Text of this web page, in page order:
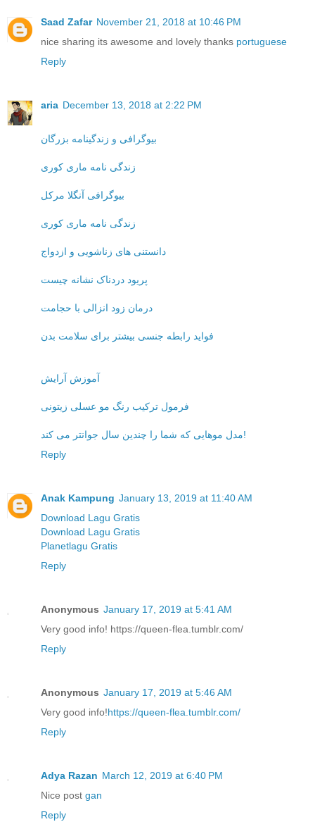
Saad Zafar November 21, 2018 at 10:46 PM
nice sharing its awesome and lovely thanks portuguese
Reply
aria December 13, 2018 at 2:22 PM
بیوگرافی و زندگینامه بزرگان
زندگی نامه ماری کوری
بیوگرافی آنگلا مرکل
زندگی نامه ماری کوری
دانستنی های زناشویی و ازدواج
پریود دردناک نشانه چیست
درمان زود انزالی با حجامت
فواید رابطه جنسی بیشتر برای سلامت بدن
آموزش آرایش
فرمول ترکیب رنگ مو عسلی زیتونی
مدل موهایی که شما را چندین سال جوانتر می کند!
Reply
Anak Kampung January 13, 2019 at 11:40 AM
Download Lagu Gratis
Download Lagu Gratis
Planetlagu Gratis
Reply
Anonymous January 17, 2019 at 5:41 AM
Very good info! https://queen-flea.tumblr.com/
Reply
Anonymous January 17, 2019 at 5:46 AM
Very good info!https://queen-flea.tumblr.com/
Reply
Adya Razan March 12, 2019 at 6:40 PM
Nice post gan
Reply